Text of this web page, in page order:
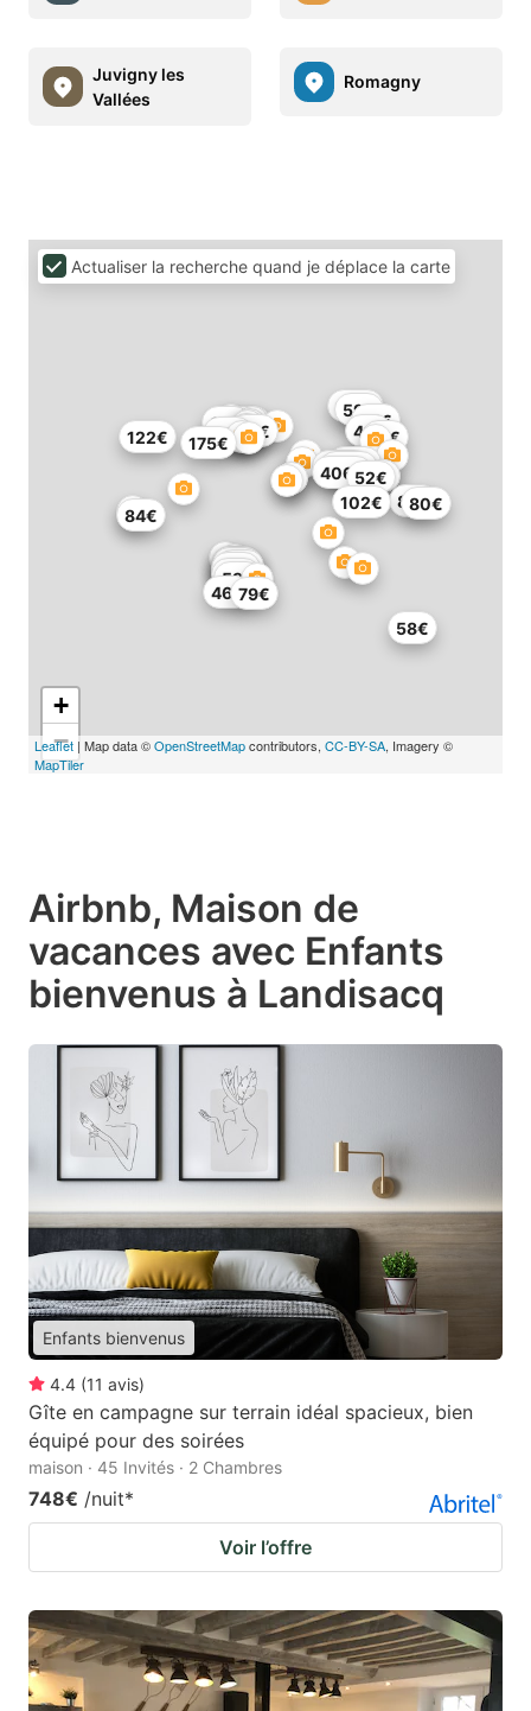
Juvigny les
Vallées
Romagny
279€
103€
59€
50€
80€
82€
65€
41€
122€
56€
61€
85€
52€
60€
85€
65€
46€
58€
67€
102€
32€
117€
110€
175€
59€
406€
84€
93€
79€
67€
+
−
Leaflet | Map data ©OpenStreetMapcontributors, CC-BY-SA, Imagery ©
MapTiler
Actualiser la recherche quand je déplace la carte
Airbnb, Maison de
vacances avec Enfants
bienvenus à Landisacq
Enfants bienvenus
4.4 (11 avis)
Gîte en campagne sur terrain idéal spacieux, bien
équipé pour des soirées
maison · 45 Invités · 2 Chambres
748€ /nuit*
Voir l’offre